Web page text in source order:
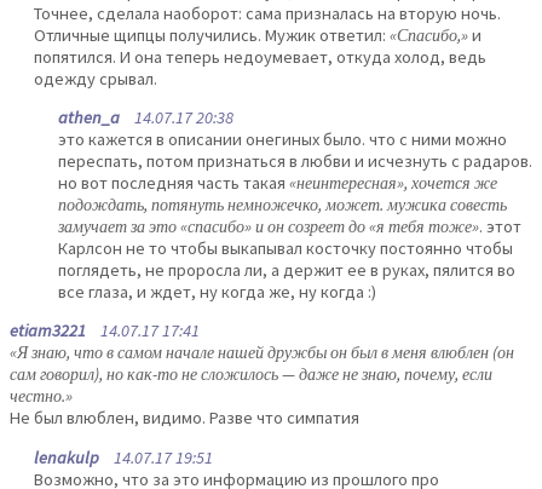
Точнее, сделала наоборот: сама призналась на вторую ночь.
Отличные щипцы получились. Мужик ответил: «Спасибо,»и
попятился. И она теперь недоумевает, откуда холод, ведь
одежду срывал.
athen_a 14.07.17 20:38
это кажется в описании онегиных было. что с ними можно
переспать, потом признаться в любви и исчезнуть с радаров.
но вот последняя часть такая «неинтересная», хочется же
подождать, потянуть немножечко, может. мужика совесть
замучает за это «спасибо» и он созреет до «я тебя тоже». этот
Карлсон не то чтобы выкапывал косточку постоянно чтобы
поглядеть, не проросла ли, а держит ее в руках, пялится во
все глаза, и ждет, ну когда же, ну когда :)
etiam3221 14.07.17 17:41
«Я знаю, что в самом начале нашей дружбы он был в меня влюблен (он
сам говорил), но как-то не сложилось — даже не знаю, почему, если
честно.»
Не был влюблен, видимо. Разве что симпатия
lenakulp 14.07.17 19:51
Возможно, что за это информацию из прошлого про